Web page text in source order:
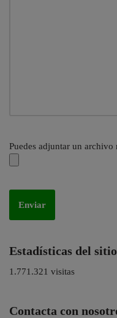
Puedes adjuntar un
Estadísticas del sitio
1.771.321 visitas
Contacta con